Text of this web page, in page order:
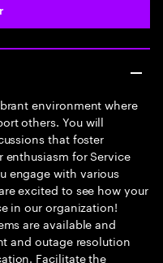
environment where
others. You will
that foster
for Service
engage with various
excited to see how your
in our organization!
are available and
and outage resolution
Facilitate the